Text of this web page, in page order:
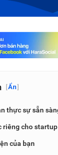
[Ẩn]
thực sự sẵn
riêng cho
của bạn